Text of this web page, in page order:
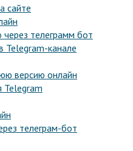
сайте
телеграмм бот
Telegram-канале
версию онлайн
Telegram
телеграм-бот